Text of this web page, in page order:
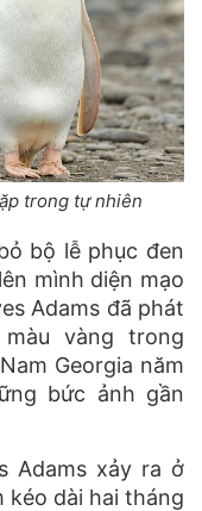
trong tự nhiên
bộ lễ phục đen
mình diện mạo
Adams đã phát
vàng trong
Georgia năm
bức ảnh gần
Adams xảy ra ở
kéo dài hai tháng